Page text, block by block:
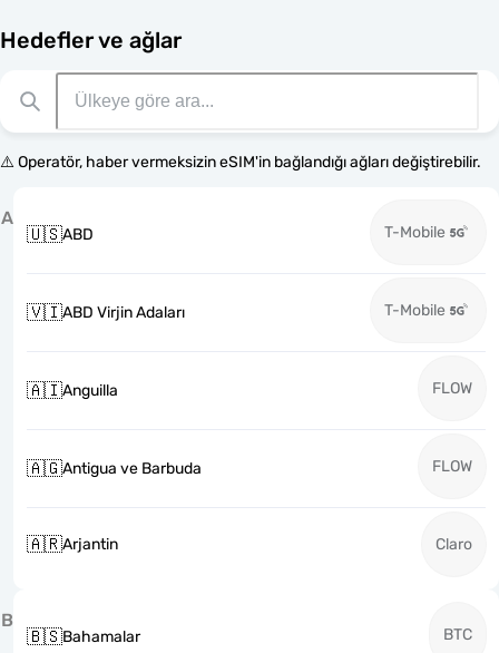
Hedefler ve ağlar
⚠️ Operatör, haber vermeksizin eSIM'in bağlandığı ağları değiştirebilir.
A
🇺🇸ABD T-Mobile
🇻🇮ABD Virjin Adaları T-Mobile
🇦🇮Anguilla FLOW
🇦🇬Antigua ve Barbuda FLOW
🇦🇷Arjantin Claro
B
🇧🇸Bahamalar BTC